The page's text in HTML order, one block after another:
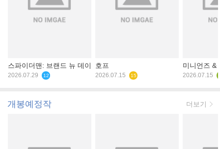
스파이더맨: 브랜드 뉴 데이
2026.07.29 12
호프
2026.07.15 15
미니언즈 &
2026.07.15
개봉예정작 더보기